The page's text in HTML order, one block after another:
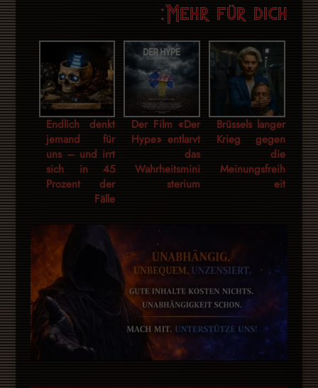
Mehr für dich:
Endlich denkt
jemand für
uns – und irrt
sich in 45
Prozent der
Fälle
Der Film «Der
Hype» entlarvt
das
Wahrheitsmini
sterium
Brüssels langer
Krieg gegen
die
Meinungsfreih
eit